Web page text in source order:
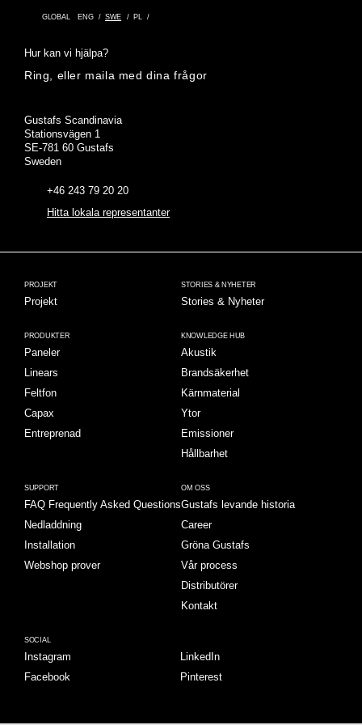
GLOBAL ENG SWE PL
Hur kan vi hjälpa?
Ring, eller maila med dina frågor
Gustafs Scandinavia
Stationsvägen 1
SE-781 60 Gustafs
Sweden
+46 243 79 20 20
Hitta lokala representanter
PROJEKT
Projekt
STORIES & NYHETER
Stories & Nyheter
PRODUKTER
Paneler
Linears
Feltfon
Capax
Entreprenad
KNOWLEDGE HUB
Akustik
Brandsäkerhet
Kärnmaterial
Ytor
Emissioner
Hållbarhet
SUPPORT
FAQ Frequently Asked Questions
Nedladdning
Installation
Webshop prover
OM OSS
Gustafs levande historia
Career
Gröna Gustafs
Vår process
Distributörer
Kontakt
SOCIAL
Instagram
Facebook
LinkedIn
Pinterest